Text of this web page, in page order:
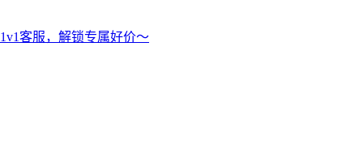
客服，解锁专属好价～